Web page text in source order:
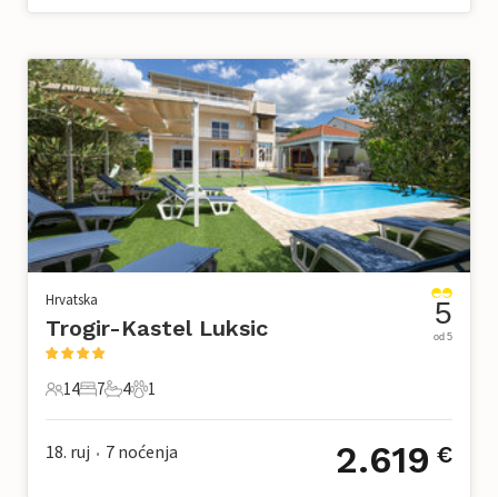
Hrvatska
Trogir-Kastel Luksic
14 Gosti
14
7 Spavaće sobe
7
4 Kupaonice
4
1 Kućni ljubimac
1
5
od 5
18. ruj • 7 noćenja 2.619 €